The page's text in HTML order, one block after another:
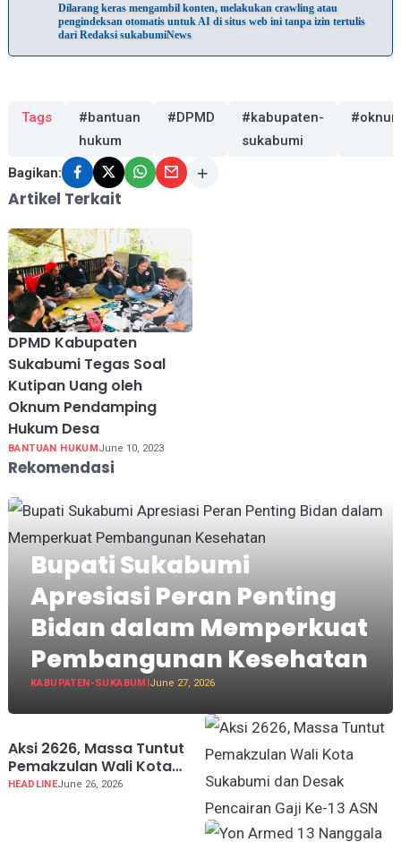
Dilarang keras mengambil konten, melakukan crawling atau
pengindeksan otomatis untuk AI di situs web ini tanpa izin tertulis
dari Redaksi sukabumiNews
Tags
#bantuan
hukum
#DPMD
#kabupaten-
sukabumi
Bagikan:
Artikel Terkait
DPMD Kabupaten
Sukabumi Tegas Soal
Kutipan Uang oleh
Oknum Pendamping
Hukum Desa
BANTUAN HUKUMJune 10, 2023
Rekomendasi
Bupati Sukabumi
Apresiasi Peran Penting
Bidan dalam Memperkuat
Pembangunan Kesehatan
KABUPATEN-SUKABUMIJune 27, 2026
Aksi 2626, Massa Tuntut
Pemakzulan Wali Kota
Sukabumi dan Desak
HEADLINEJune 26, 2026